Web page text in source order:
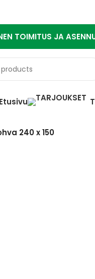
TOIMITUS JA
Etusivu
240 x 150